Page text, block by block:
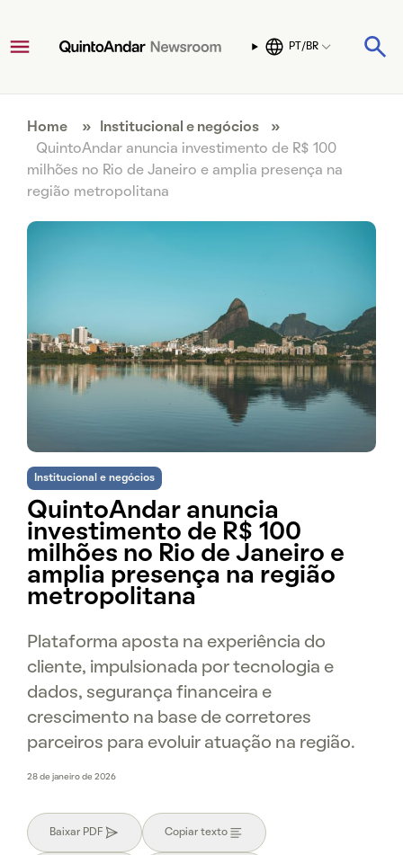
PT/BR
Home » Institucional e negócios
»
QuintoAndar anuncia investimento de R$ 100
milhões no Rio de Janeiro e amplia presença na
região metropolitana
Institucional e negócios
QuintoAndar anuncia
investimento de R$ 100
milhões no Rio de Janeiro e
amplia presença na região
metropolitana
Plataforma aposta na experiência do
cliente, impulsionada por tecnologia e
dados, segurança financeira e
crescimento na base de corretores
parceiros para evoluir atuação na região.
28 de janeiro de 2026
Baixar PDF Copiar texto